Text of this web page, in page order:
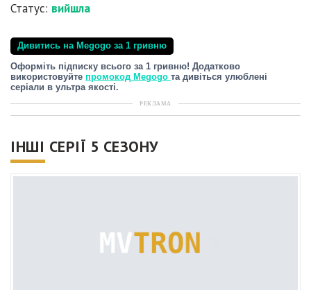
Статус: вийшла
Дивитись на Megogo за 1 гривню
Оформіть підписку всього за 1 гривню! Додатково
використовуйте промокод Megogo та дивіться улюблені
серіали в ультра якості.
РЕКЛАМА
ІНШІ СЕРІЇ 5 СЕЗОНУ